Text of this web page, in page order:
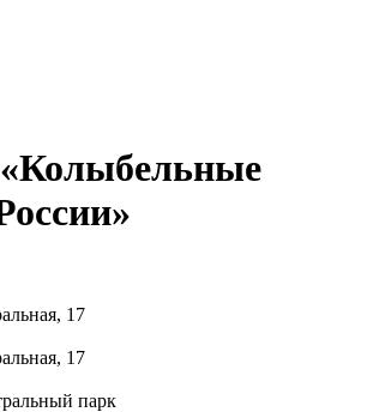
17
17
парк